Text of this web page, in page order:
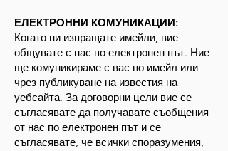
ЕЛЕКТРОННИ КОМУНИКАЦИИ:
Когато ни изпращате имейли, вие
общувате с нас по електронен път. Ние
ще комуникираме с вас по имейл или
чрез публикуване на известия на
уебсайта. За договорни цели вие се
съгласявате да получавате съобщения
от нас по електронен път и се
съгласявате, че всички споразумения,